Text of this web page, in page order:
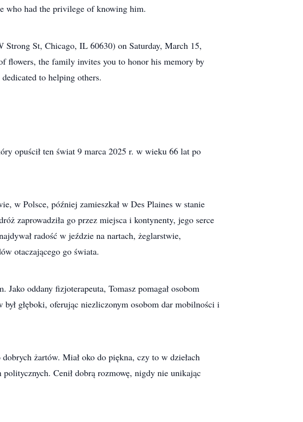
who had the privilege of knowing him.
St, Chicago, IL 60630) on Saturday, March 15,
flowers, the family invites you to honor his memory by
to helping others.
opuścił ten świat 9 marca 2025 r. w wieku 66 lat po
w Polsce, później zamieszkał w Des Plaines w stanie
zaprowadziła go przez miejsca i kontynenty, jego serce
radość w jeździe na nartach, żeglarstwie,
otaczającego go świata.
Jako oddany fizjoterapeuta, Tomasz pomagał osobom
głęboki, oferując niezliczonym osobom dar mobilności i
żartów. Miał oko do piękna, czy to w dziełach
Cenił dobrą rozmowę, nigdy nie unikając